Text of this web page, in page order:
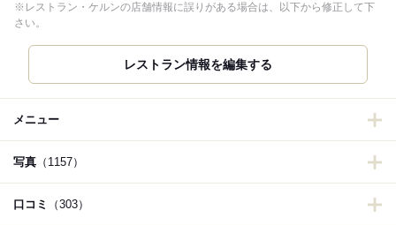
※レストラン・ケルンの店舗情報に誤りがある場合は、以下から修正して下
さい。
レストラン情報を編集する
メニュー
写真 （1157）
口コミ （303）